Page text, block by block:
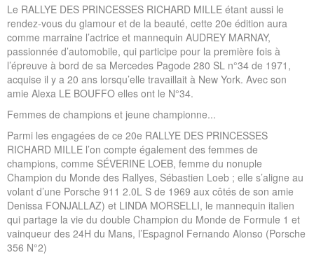
Le RALLYE DES PRINCESSES RICHARD MILLE étant aussi le
rendez-vous du glamour et de la beauté, cette 20e édition aura
comme marraine l’actrice et mannequin AUDREY MARNAY,
passionnée d’automobile, qui participe pour la première fois à
l’épreuve à bord de sa Mercedes Pagode 280 SL n°34 de 1971,
acquise il y a 20 ans lorsqu’elle travaillait à New York. Avec son
amie Alexa LE BOUFFO elles ont le N°34.
Femmes de champions et jeune championne...
Parmi les engagées de ce 20e RALLYE DES PRINCESSES
RICHARD MILLE l’on compte également des femmes de
champions, comme SÉVERINE LOEB, femme du nonuple
Champion du Monde des Rallyes, Sébastien Loeb ; elle s’aligne au
volant d’une Porsche 911 2.0L S de 1969 aux côtés de son amie
Denissa FONJALLAZ) et LINDA MORSELLI, le mannequin italien
qui partage la vie du double Champion du Monde de Formule 1 et
vainqueur des 24H du Mans, l’Espagnol Fernando Alonso (Porsche
356 N°2)